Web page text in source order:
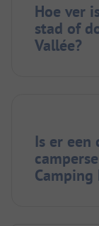
Hoe ver
stad of
Vallée?
Is er een
Camping